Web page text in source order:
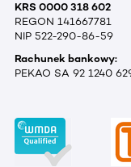
KRS 0000 318 602
REGON 141667781
NIP 522-290-86-59
Rachunek bankowy:
PEKAO SA 92 1240